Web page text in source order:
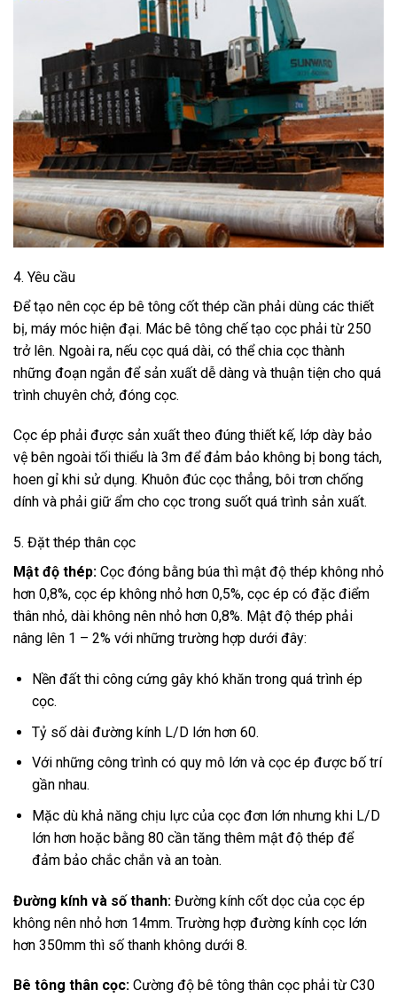
4. Yêu cầu
Để tạo nên cọc ép bê tông cốt thép cần phải dùng các thiết
bị, máy móc hiện đại. Mác bê tông chế tạo cọc phải từ 250
trở lên. Ngoài ra, nếu cọc quá dài, có thể chia cọc thành
những đoạn ngắn để sản xuất dễ dàng và thuận tiện cho quá
trình chuyên chở, đóng cọc.
Cọc ép phải được sản xuất theo đúng thiết kế, lớp dày bảo
vệ bên ngoài tối thiểu là 3m để đảm bảo không bị bong tách,
hoen gỉ khi sử dụng. Khuôn đúc cọc thẳng, bôi trơn chống
dính và phải giữ ẩm cho cọc trong suốt quá trình sản xuất.
5. Đặt thép thân cọc
Mật độ thép: Cọc đóng bằng búa thì mật độ thép không nhỏ
hơn 0,8%, cọc ép không nhỏ hơn 0,5%, cọc ép có đặc điểm
thân nhỏ, dài không nên nhỏ hơn 0,8%. Mật độ thép phải
nâng lên 1 – 2% với những trường hợp dưới đây:
Nền đất thi công cứng gây khó khăn trong quá trình ép
cọc.
Tỷ số dài đường kính L/D lớn hơn 60.
Với những công trình có quy mô lớn và cọc ép được bố trí
gần nhau.
Mặc dù khả năng chịu lực của cọc đơn lớn nhưng khi L/D
lớn hơn hoặc bằng 80 cần tăng thêm mật độ thép để
đảm bảo chắc chắn và an toàn.
Đường kính và số thanh: Đường kính cốt dọc của cọc ép
không nên nhỏ hơn 14mm. Trường hợp đường kính cọc lớn
hơn 350mm thì số thanh không dưới 8.
Bê tông thân cọc: Cường độ bê tông thân cọc phải từ C30